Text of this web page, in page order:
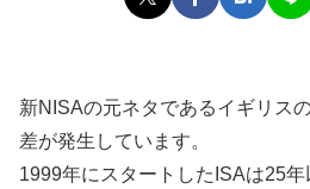
新NISAの元ネタであるイギリス
差が発生しています。
1999年にスタートしたISAは25